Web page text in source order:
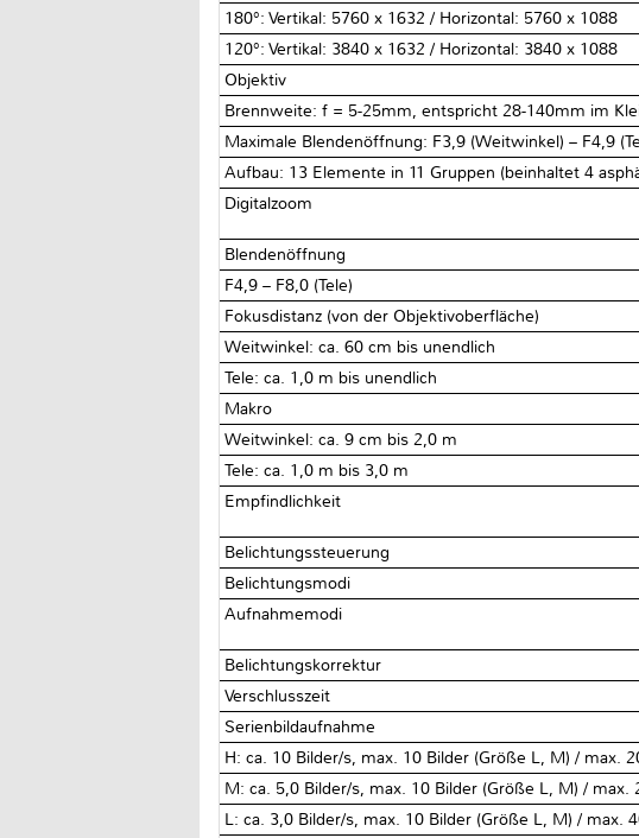
180°: Vertikal: 5760 x 1632 / Horizontal: 5760 x 1088
120°: Vertikal: 3840 x 1632 / Horizontal: 3840 x 1088
Objektiv
Brennweite: f = 5-25mm, entspricht 28-140mm im
Maximale Blendenöffnung: F3,9 (Weitwinkel) – F4,9
Aufbau: 13 Elemente in 11 Gruppen (beinhaltet 4
Digitalzoom
Blendenöffnung
F4,9 – F8,0 (Tele)
Fokusdistanz (von der Objektivoberfläche)
Weitwinkel: ca. 60 cm bis unendlich
Tele: ca. 1,0 m bis unendlich
Makro
Weitwinkel: ca. 9 cm bis 2,0 m
Tele: ca. 1,0 m bis 3,0 m
Empfindlichkeit
Belichtungssteuerung
Belichtungsmodi
Aufnahmemodi
Belichtungskorrektur
Verschlusszeit
Serienbildaufnahme
H: ca. 10 Bilder/s, max. 10 Bilder (Größe L, M) / max.
M: ca. 5,0 Bilder/s, max. 10 Bilder (Größe L, M) / max.
L: ca. 3,0 Bilder/s, max. 10 Bilder (Größe L, M) / max.